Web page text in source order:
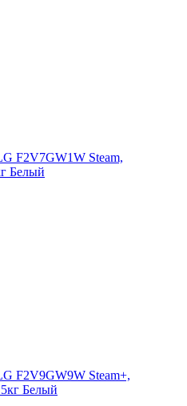
F2V7GW1W Steam,
Белый
F2V9GW9W Steam+,
Белый